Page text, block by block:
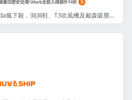
雙11最後衝刺🔥iHerb、Lazada瘋下殺，洞洞鞋、T3吹風機及戴森吸塵器甜價收😍再送你聖誕禮盒8大推薦🎁